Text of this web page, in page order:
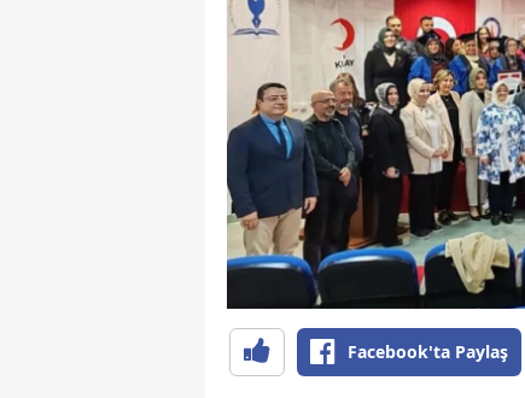
Facebook'ta Paylaş